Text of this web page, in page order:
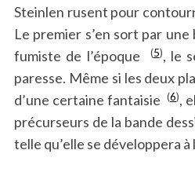
Steinlen rusent pour
Le premier s’en sort par
fumiste de l’époque
(5), le
paresse. Même si les deux
d’une certaine fantaisie (6),
précurseurs de la bande
telle qu’elle se développera